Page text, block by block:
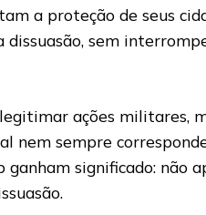
a proteção de seus
sem
ações militares,
sempre
significado: não